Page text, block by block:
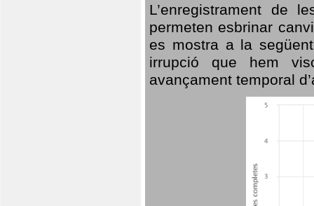
L’enregistrament de
permeten esbrinar
es mostra a la
irrupció que hem
avançament temporal